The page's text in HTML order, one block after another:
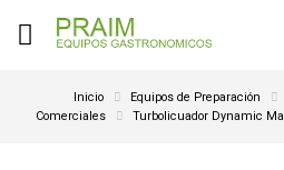
Inicio Equipos de Preparación
Comerciales
Turbolicuador Dynamic